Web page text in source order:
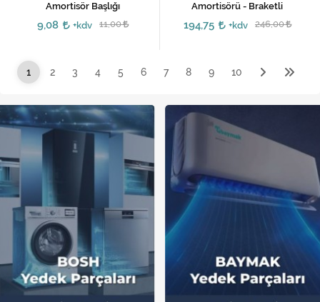
Amortisör Başlığı
9,08 +kdv 11,00
Amortisörü - Braketli
194,75 +kdv 246,00
1 2 3 4 5 6 7 8 9 10